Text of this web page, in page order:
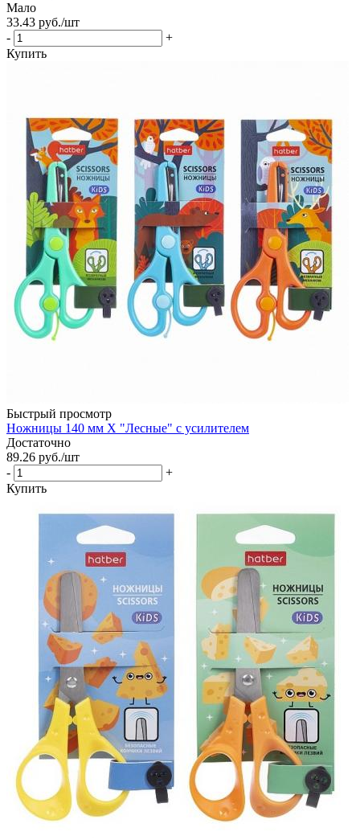
Мало
33.43 руб./шт
-
+
Купить
Быстрый просмотр
Ножницы 140 мм Х "Лесные" с усилителем
Достаточно
89.26 руб./шт
-
+
Купить